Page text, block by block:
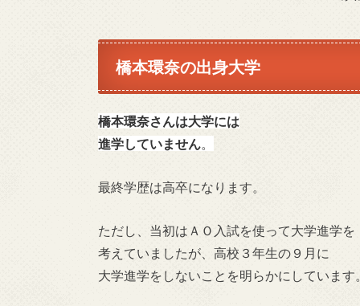
橋本環奈の出身大学
橋本環奈さんは大学には
進学していません。
最終学歴は高卒になります。
ただし、当初はＡＯ入試を使って大学進学を
考えていましたが、高校３年生の９月に
大学進学をしないことを明らかにしています